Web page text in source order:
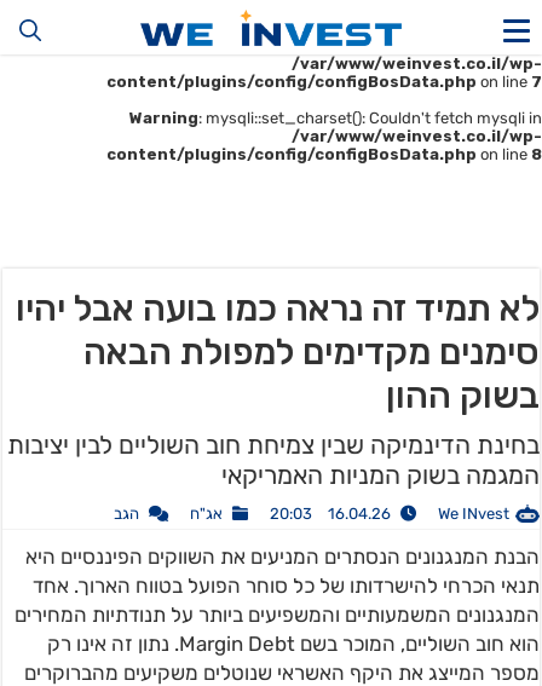
Warning
: mysqli::__construct(): (HY000/1045): Access denied for user
'u414896523_maofData'@'161.35.22.140' (using password: YES) in
/var/www/weinvest.co.il/wp-
content/plugins/config/configBosData.php on line 7
Warning: mysqli::set_charset(): Couldn't fetch mysqli in
/var/www/weinvest.co.il/wp-
content/plugins/config/configBosData.php on line 8
לא תמיד זה נראה כמו בועה אבל יהיו
סימנים מקדימים למפולת הבאה
בשוק ההון
בחינת הדינמיקה שבין צמיחת חוב השוליים לבין יציבות
המגמה בשוק המניות האמריקאי
We INvest
16.04.26 20:03 אג"ח הגב
הבנת המנגנונים הנסתרים המניעים את השווקים הפיננסיים היא
תנאי הכרחי להישרדותו של כל סוחר הפועל בטווח הארוך. אחד
המנגנונים המשמעותיים והמשפיעים ביותר על תנודתיות המחירים
הוא חוב השוליים, המוכר בשם Margin Debt. נתון זה אינו רק
מספר המייצג את היקף האשראי שנוטלים משקיעים מהברוקרים